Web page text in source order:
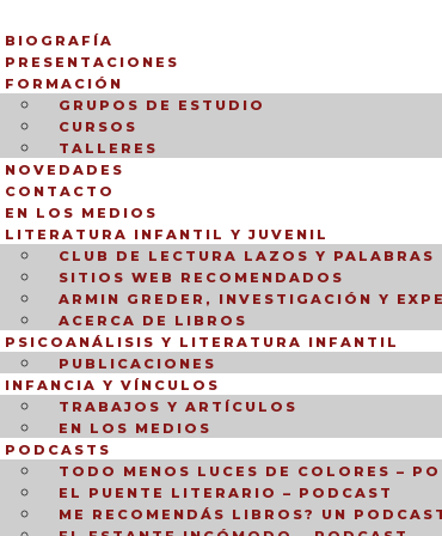
BIOGRAFÍA
PRESENTACIONES
FORMACIÓN
GRUPOS DE ESTUDIO
CURSOS
TALLERES
NOVEDADES
CONTACTO
EN LOS MEDIOS
LITERATURA INFANTIL Y JUVENIL
CLUB DE LECTURA LAZOS Y PALABRAS
SITIOS WEB RECOMENDADOS
ARMIN GREDER, INVESTIGACIÓN Y
ACERCA DE LIBROS
PSICOANÁLISIS Y LITERATURA INFANTIL
PUBLICACIONES
INFANCIA Y VÍNCULOS
TRABAJOS Y ARTÍCULOS
EN LOS MEDIOS
PODCASTS
TODO MENOS LUCES DE COLORES –
EL PUENTE LITERARIO – PODCAST
ME RECOMENDÁS LIBROS? UN